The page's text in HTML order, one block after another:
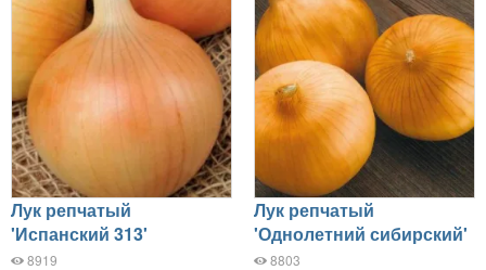
Лук репчатый
'Испанский 313'
8919
Лук репчатый
'Однолетний сибирский'
8803